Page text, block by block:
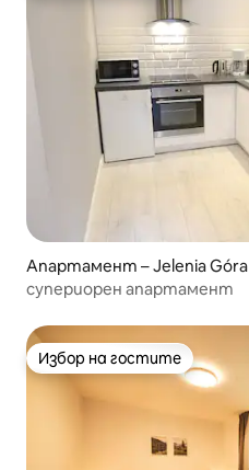
Апартамент – Jelenia Góra
супериорен апартамент
Избор на гостите
Избор на гостите